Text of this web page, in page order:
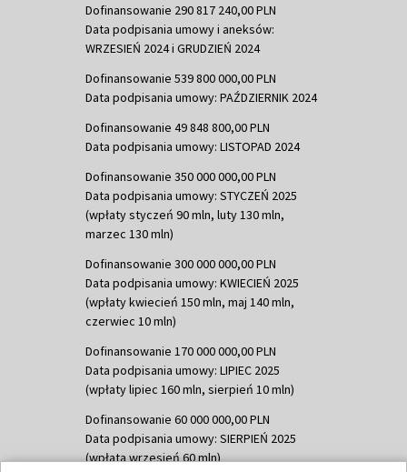
Dofinansowanie 290 817 240,00 PLN
Data podpisania umowy i aneksów:
WRZESIEŃ 2024 i GRUDZIEŃ 2024
Dofinansowanie 539 800 000,00 PLN
Data podpisania umowy: PAŹDZIERNIK 2024
Dofinansowanie 49 848 800,00 PLN
Data podpisania umowy: LISTOPAD 2024
Dofinansowanie 350 000 000,00 PLN
Data podpisania umowy: STYCZEŃ 2025
(wpłaty styczeń 90 mln, luty 130 mln,
marzec 130 mln)
Dofinansowanie 300 000 000,00 PLN
Data podpisania umowy: KWIECIEŃ 2025
(wpłaty kwiecień 150 mln, maj 140 mln,
czerwiec 10 mln)
Dofinansowanie 170 000 000,00 PLN
Data podpisania umowy: LIPIEC 2025
(wpłaty lipiec 160 mln, sierpień 10 mln)
Dofinansowanie 60 000 000,00 PLN
Data podpisania umowy: SIERPIEŃ 2025
(wpłata wrzesień 60 mln)